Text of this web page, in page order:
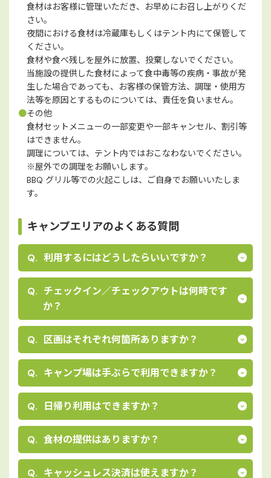
食材はお客様に管理いただき、お早めにお召し上がりくだ
さい。
夜間における食材は冷蔵庫もしくはテント内にて保管して
ください。
食材や食べ残しを屋外に放置、投棄しないでください。
当施設の提供した食材によって食中毒等の疾病・事故が発
生した場合であっても、お客様の保管方法、調理・使用方
法等を原因とするものについては、責任を負いません。
●その他
食材セットメニューの一部変更や一部キャンセル、割引等
はできません。
調理については、テント内ではおこなわないでください。
※屋外での調理をお願いします。
BBQ グリル等での火起こしは、ご自身でお願いいたしま
す。
キャンプエリアのよくある質問
利⽤するにはどうしたらいいですか？
チェックイン／チェックアウトは何時です
か？
区画はそれぞれ何箇所ありますか？
キャンプ場は⼿ぶらで利⽤できますか？
⽇帰り利⽤はできますか？
⾷材の提供はありますか？
キャッシュレス決済は使えますか？